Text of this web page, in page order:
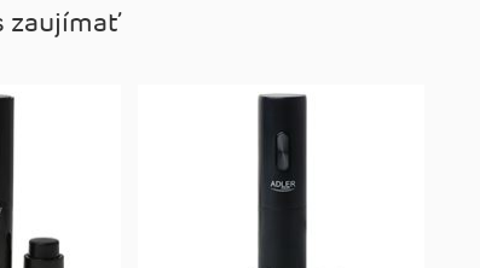
zaujímať